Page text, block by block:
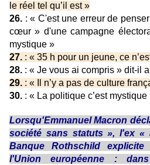
le réel tel qu’il est »
26. : « C'est une erreur de
cœur » d'une campagne
mystique »
27. : « 35 h pour un jeune, ce
28. : « Je vous ai compris » dit-il
29. : « Il n’y a pas de culture
30. : « La politique c’est mystique
Lorsqu'Emmanuel Macron
société sans statuts », l'ex «
Banque Rothschild
l'Union européenne :